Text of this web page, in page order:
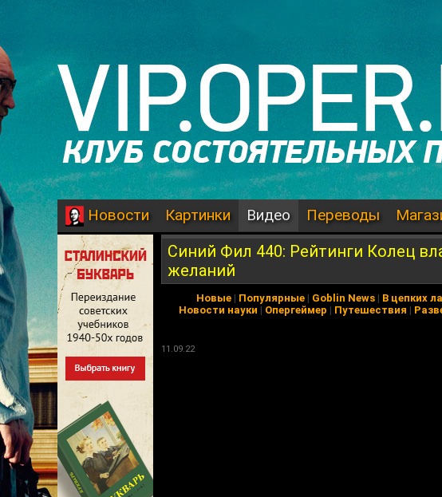
Новости Картинки Видео Переводы
Синий Фил 440: Рейтинги Колец
желаний
Новые | Популярные | Goblin News | В цепких
Новости науки | Опергеймер | Путешествия |
11.09.22